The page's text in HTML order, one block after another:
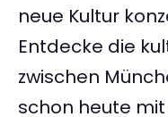
neue Kultur
Entdecke die
zwischen
schon heute